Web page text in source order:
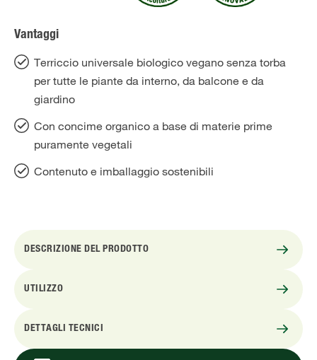
Vantaggi
Terriccio universale biologico vegano senza torba
per tutte le piante da interno, da balcone e da
giardino
Con concime organico a base di materie prime
puramente vegetali
Contenuto e imballaggio sostenibili
DESCRIZIONE DEL PRODOTTO
UTILIZZO
DETTAGLI TECNICI